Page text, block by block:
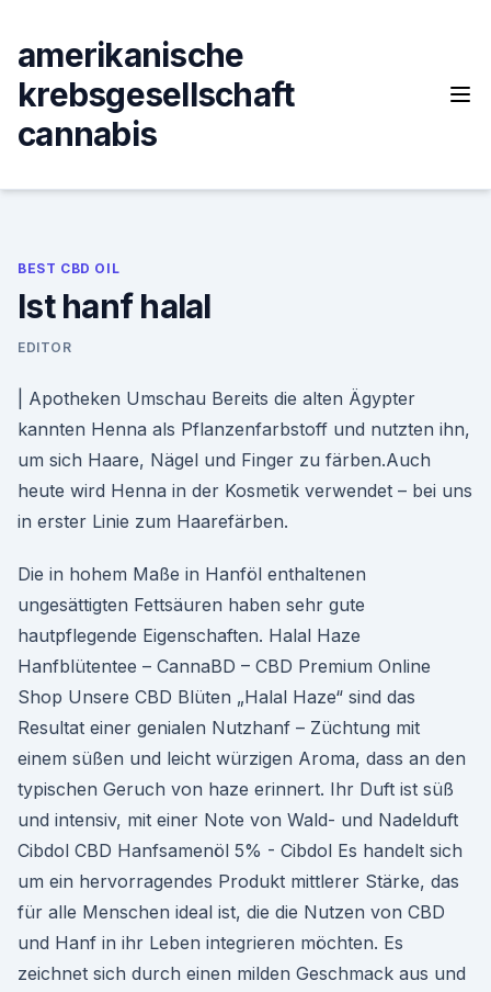
content
amerikanische
krebsgesellschaft
cannabis
BEST CBD OIL
Ist hanf halal
EDITOR
| Apotheken Umschau Bereits die alten Ägypter
kannten Henna als Pflanzenfarbstoff und nutzten ihn,
um sich Haare, Nägel und Finger zu färben.Auch
heute wird Henna in der Kosmetik verwendet – bei uns
in erster Linie zum Haarefärben.
Die in hohem Maße in Hanföl enthaltenen
ungesättigten Fettsäuren haben sehr gute
hautpflegende Eigenschaften. Halal Haze
Hanfblütentee – CannaBD – CBD Premium Online
Shop Unsere CBD Blüten „Halal Haze“ sind das
Resultat einer genialen Nutzhanf – Züchtung mit
einem süßen und leicht würzigen Aroma, dass an den
typischen Geruch von haze erinnert. Ihr Duft ist süß
und intensiv, mit einer Note von Wald- und Nadelduft
Cibdol CBD Hanfsamenöl 5% - Cibdol Es handelt sich
um ein hervorragendes Produkt mittlerer Stärke, das
für alle Menschen ideal ist, die die Nutzen von CBD
und Hanf in ihr Leben integrieren möchten. Es
zeichnet sich durch einen milden Geschmack aus und